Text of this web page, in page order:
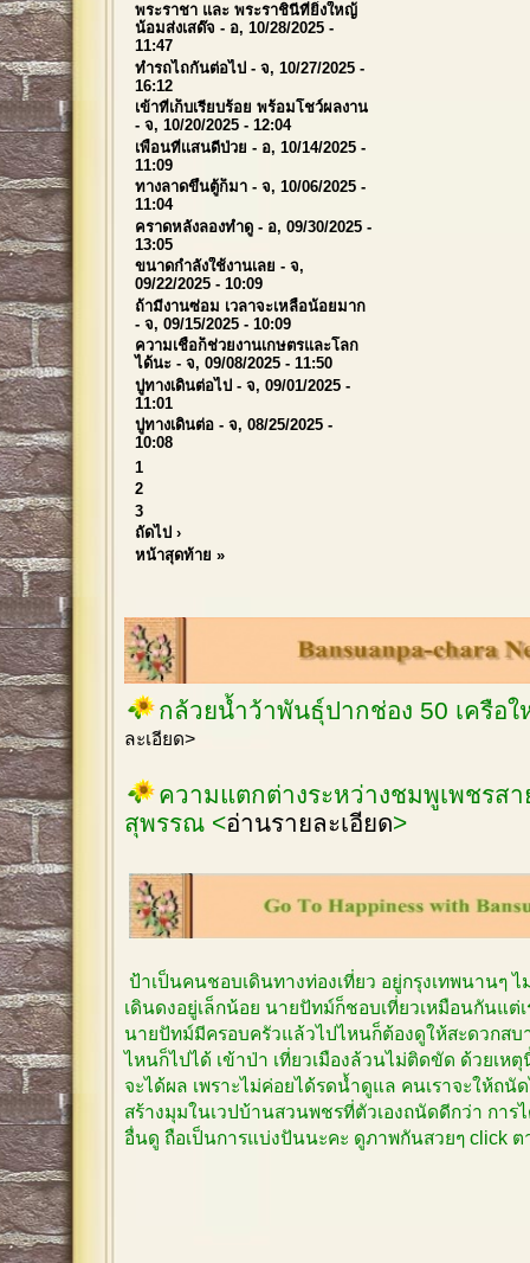
พระราชา และ พระราชินีที่ยิ่งใหญ้
น้อมส่งเสด๊จ - อ, 10/28/2025 -
11:47
ทำรถไถกันต่อไป - จ, 10/27/2025 -
16:12
เข้าที่เก็บเรียบร้อย พร้อมโชว์ผลงาน
- จ, 10/20/2025 - 12:04
เพื่อนที่เเสนดีป่วย - อ, 10/14/2025 -
11:09
ทางลาดขึ้นตู้ก็มา - จ, 10/06/2025 -
11:04
คราดหลังลองทำดู - อ, 09/30/2025 -
13:05
ขนาดกำลังใช้งานเลย - จ,
09/22/2025 - 10:09
ถ้ามีงานซ่อม เวลาจะเหลือน้อยมาก
- จ, 09/15/2025 - 10:09
ความเชื่อก็ช่วยงานเกษตรและโลก
ได้นะ - จ, 09/08/2025 - 11:50
ปูทางเดินต่อไป - จ, 09/01/2025 -
11:01
ปูทางเดินต่อ - จ, 08/25/2025 -
10:08
1
2
3
ถัดไป ›
หน้าสุดท้าย »
กล้วยน้ำว้าพันธุ์ปากช่อง 50 เครือ
ละเอียด>
ความแตกต่างระหว่างชมพูเพชรส
สุพรรณ <อ่านรายละเอียด>
ป้าเป็นคนชอบเดินทางท่องเที่ยว อยู่กรุงเทพนานๆ
เดินดงอยู่เล็กน้อย นายปัทม์ก็ชอบเที่ยวเหมือนกันแต่
นายปัทม์มีครอบครัวแล้วไปไหนก็ต้องดูให้สะดวกส
ไหนก็ไปได้ เข้าป่า เที่ยวเมืองล้วนไม่ติดขัด ด้วยเห
จะได้ผล เพราะไม่ค่อยได้รดน้ำดูแล คนเราจะให้ถนั
สร้างมุมในเวปบ้านสวนพชรที่ตัวเองถนัดดีกว่า การ
อื่นดู ถือเป็นการแบ่งปันนะคะ ดูภาพกันสวยๆ click ต